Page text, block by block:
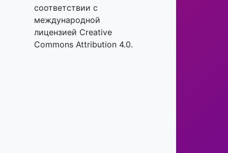
соответствии с
международной
лицензией Creative
Commons Attribution 4.0.